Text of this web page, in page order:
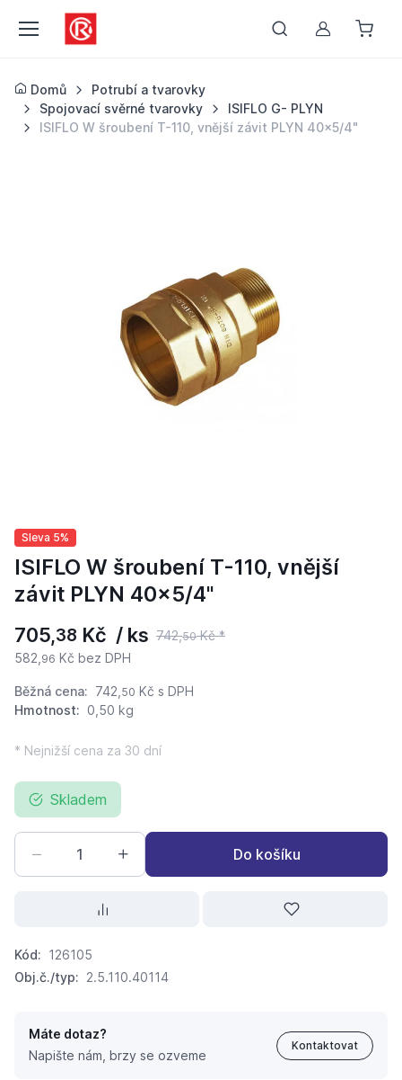
Můj účet
Domů
Potrubí a tvarovky
Spojovací svěrné tvarovky
ISIFLO G- PLYN
ISIFLO W šroubení T-110, vnější závit PLYN 40x5/4"
Sleva 5%
ISIFLO W šroubení T-110, vnější
závit PLYN 40x5/4"
705,38 Kč / ks 742,50Kč *
582, 96 Kč bez DPH
Běžná cena: 742, 50 Kč s DPH
Hmotnost: 0,50 kg
* Nejnižší cena za 30 dní
Skladem
Do košíku
Kód: 126105
Obj.č./typ: 2.5.110.40114
Máte dotaz?
Napište nám, brzy se ozveme
Kontaktovat